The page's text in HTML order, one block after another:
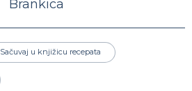
Brankica
Sačuvaj u knjižicu recepata